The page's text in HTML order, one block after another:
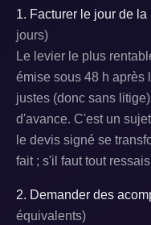
1. Facturer le jour de la
jours)
Le levier le plus
émise sous 48 h après
justes (donc sans
d'avance. C'est un
le devis signé se
fait ; s'il faut tout
2. Demander des
équivalents)